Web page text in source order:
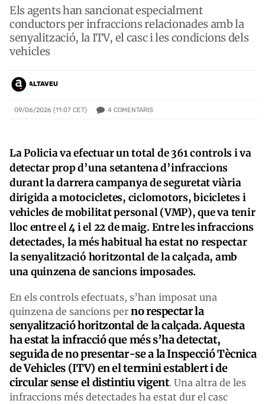
Els agents han sancionat especialment
conductors per infraccions relacionades amb la
senyalització, la ITV, el casc i les condicions dels
vehicles
ALTAVEU
09/06/2026 (11:07 CET) 4 COMENTARIS
La Policia va efectuar un total de 361 controls i va
detectar prop d’una setantena d’infraccions
durant la darrera campanya de seguretat viària
dirigida a motocicletes, ciclomotors, bicicletes i
vehicles de mobilitat personal (VMP), que va tenir
lloc entre el 4 i el 22 de maig. Entre les infraccions
detectades, la més habitual ha estat no respectar
la senyalització horitzontal de la calçada, amb
una quinzena de sancions imposades.
En els controls efectuats, s’han imposat una
quinzena de sancions per no respectar la
senyalització horitzontal de la calçada. Aquesta
ha estat la infracció que més s’ha detectat,
seguida de no presentar-se a la Inspecció Tècnica
de Vehicles (ITV) en el termini establert i de
circular sense el distintiu vigent. Una altra de les
infraccions més detectades ha estat dur el casc